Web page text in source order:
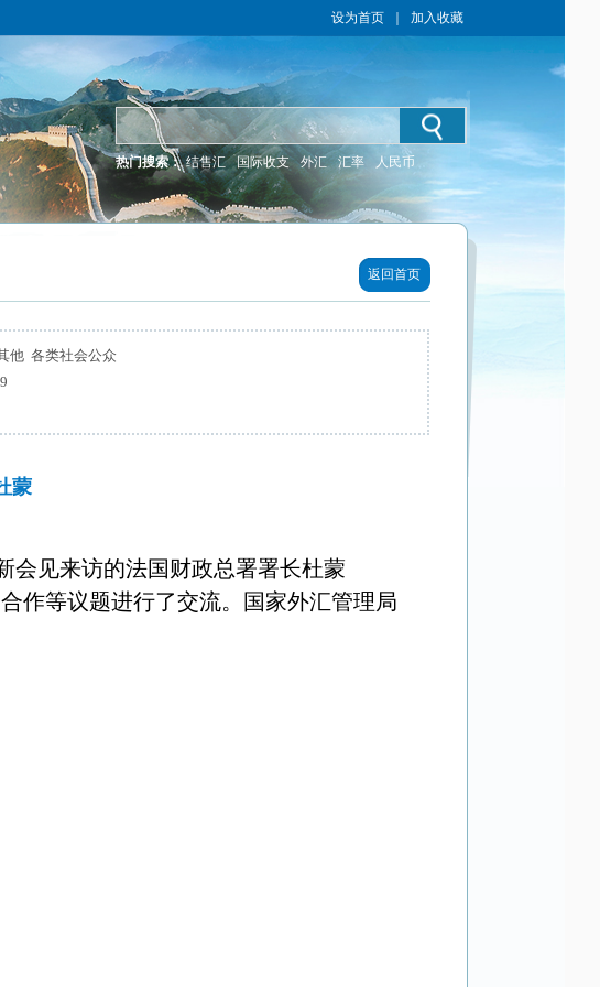
设为首页 加入收藏
热门搜索： 结售汇 国际收支 外汇 汇率 人民币
返回首页
他 各类社会公众
蒙
会见来访的法国财政总署署长杜蒙
作等议题进行了交流。国家外汇管理局